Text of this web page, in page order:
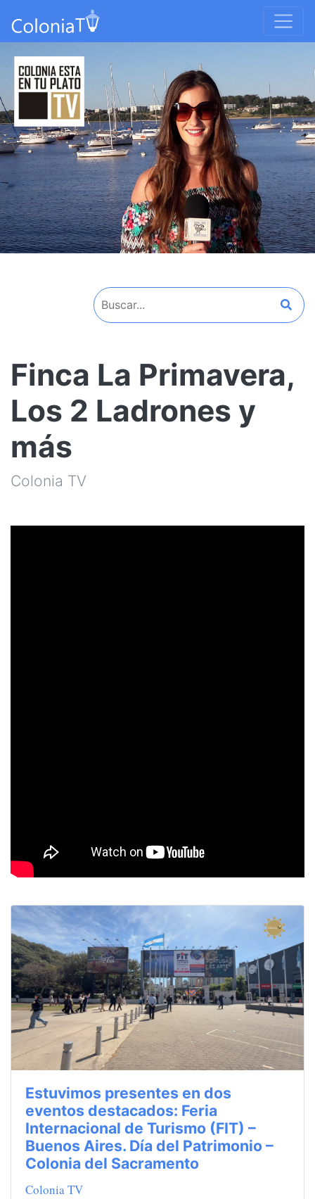
Finca La Primavera,
Los 2 Ladrones y
más
Colonia TV
Estuvimos presentes en dos
eventos destacados: Feria
Internacional de Turismo (FIT) –
Buenos Aires. Día del Patrimonio –
Colonia del Sacramento
Colonia TV